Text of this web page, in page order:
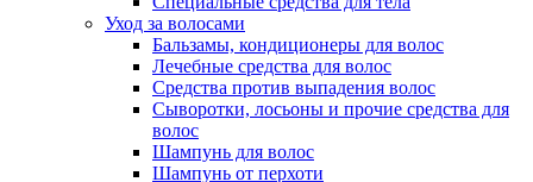
Уход за волосами
Бальзамы, кондиционеры для волос
Лечебные средства для волос
Средства против выпадения волос
Сыворотки, лосьоны и прочие средства для
волос
Шампунь для волос
Шампунь от перхоти